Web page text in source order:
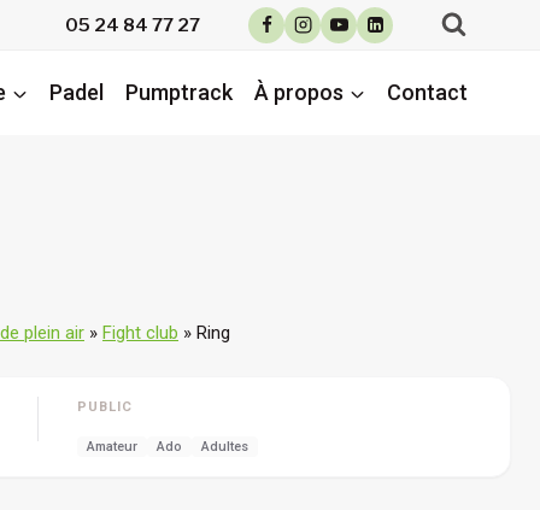
05 24 84 77 27
Padel Pumptrack À propos Contact
plein air » Fight club » Ring
PUBLIC
Amateur Ado Adultes